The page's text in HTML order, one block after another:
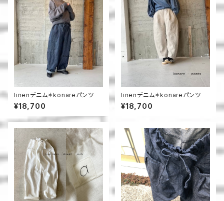
linenデニム＊konareパンツ
¥18,700
linenデニム＊konareパンツ
¥18,700